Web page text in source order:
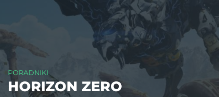
PORADNIKI
HORIZON ZERO